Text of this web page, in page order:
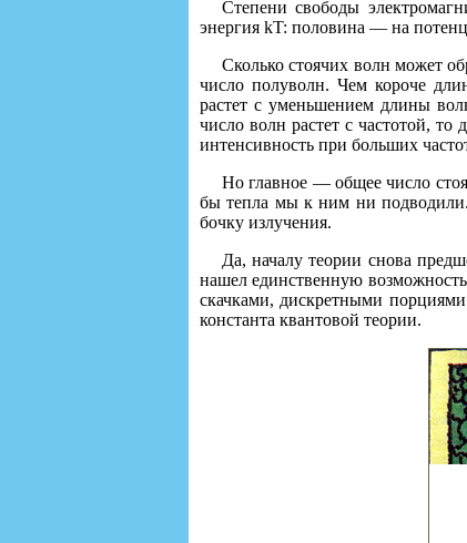
Степени свободы
энергия kT: половина — на
Сколько стоячих волн может
число полуволн. Чем короче
растет с уменьшением длины
число волн растет с частотой,
интенсивность при больших
Но главное — общее число
бы тепла мы к ним ни
бочку излучения.
Да, началу теории снова
нашел единственную
скачками, дискретными
константа квантовой теории.